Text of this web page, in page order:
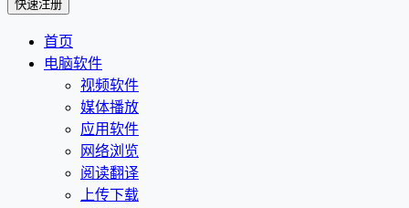
首页
电脑软件
视频软件
媒体播放
应用软件
网络浏览
阅读翻译
上传下载